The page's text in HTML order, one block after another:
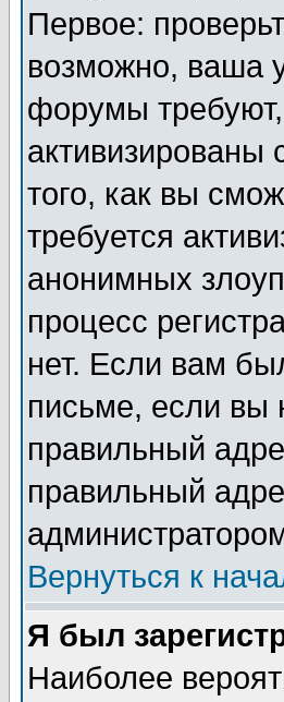
Первое:
возможно, ваша
форумы
того, как вы
требуется
анонимных
процесс
нет. Если вам
письме, если вы
правильный
правильный
Вернуться к
Я был
Наиболее